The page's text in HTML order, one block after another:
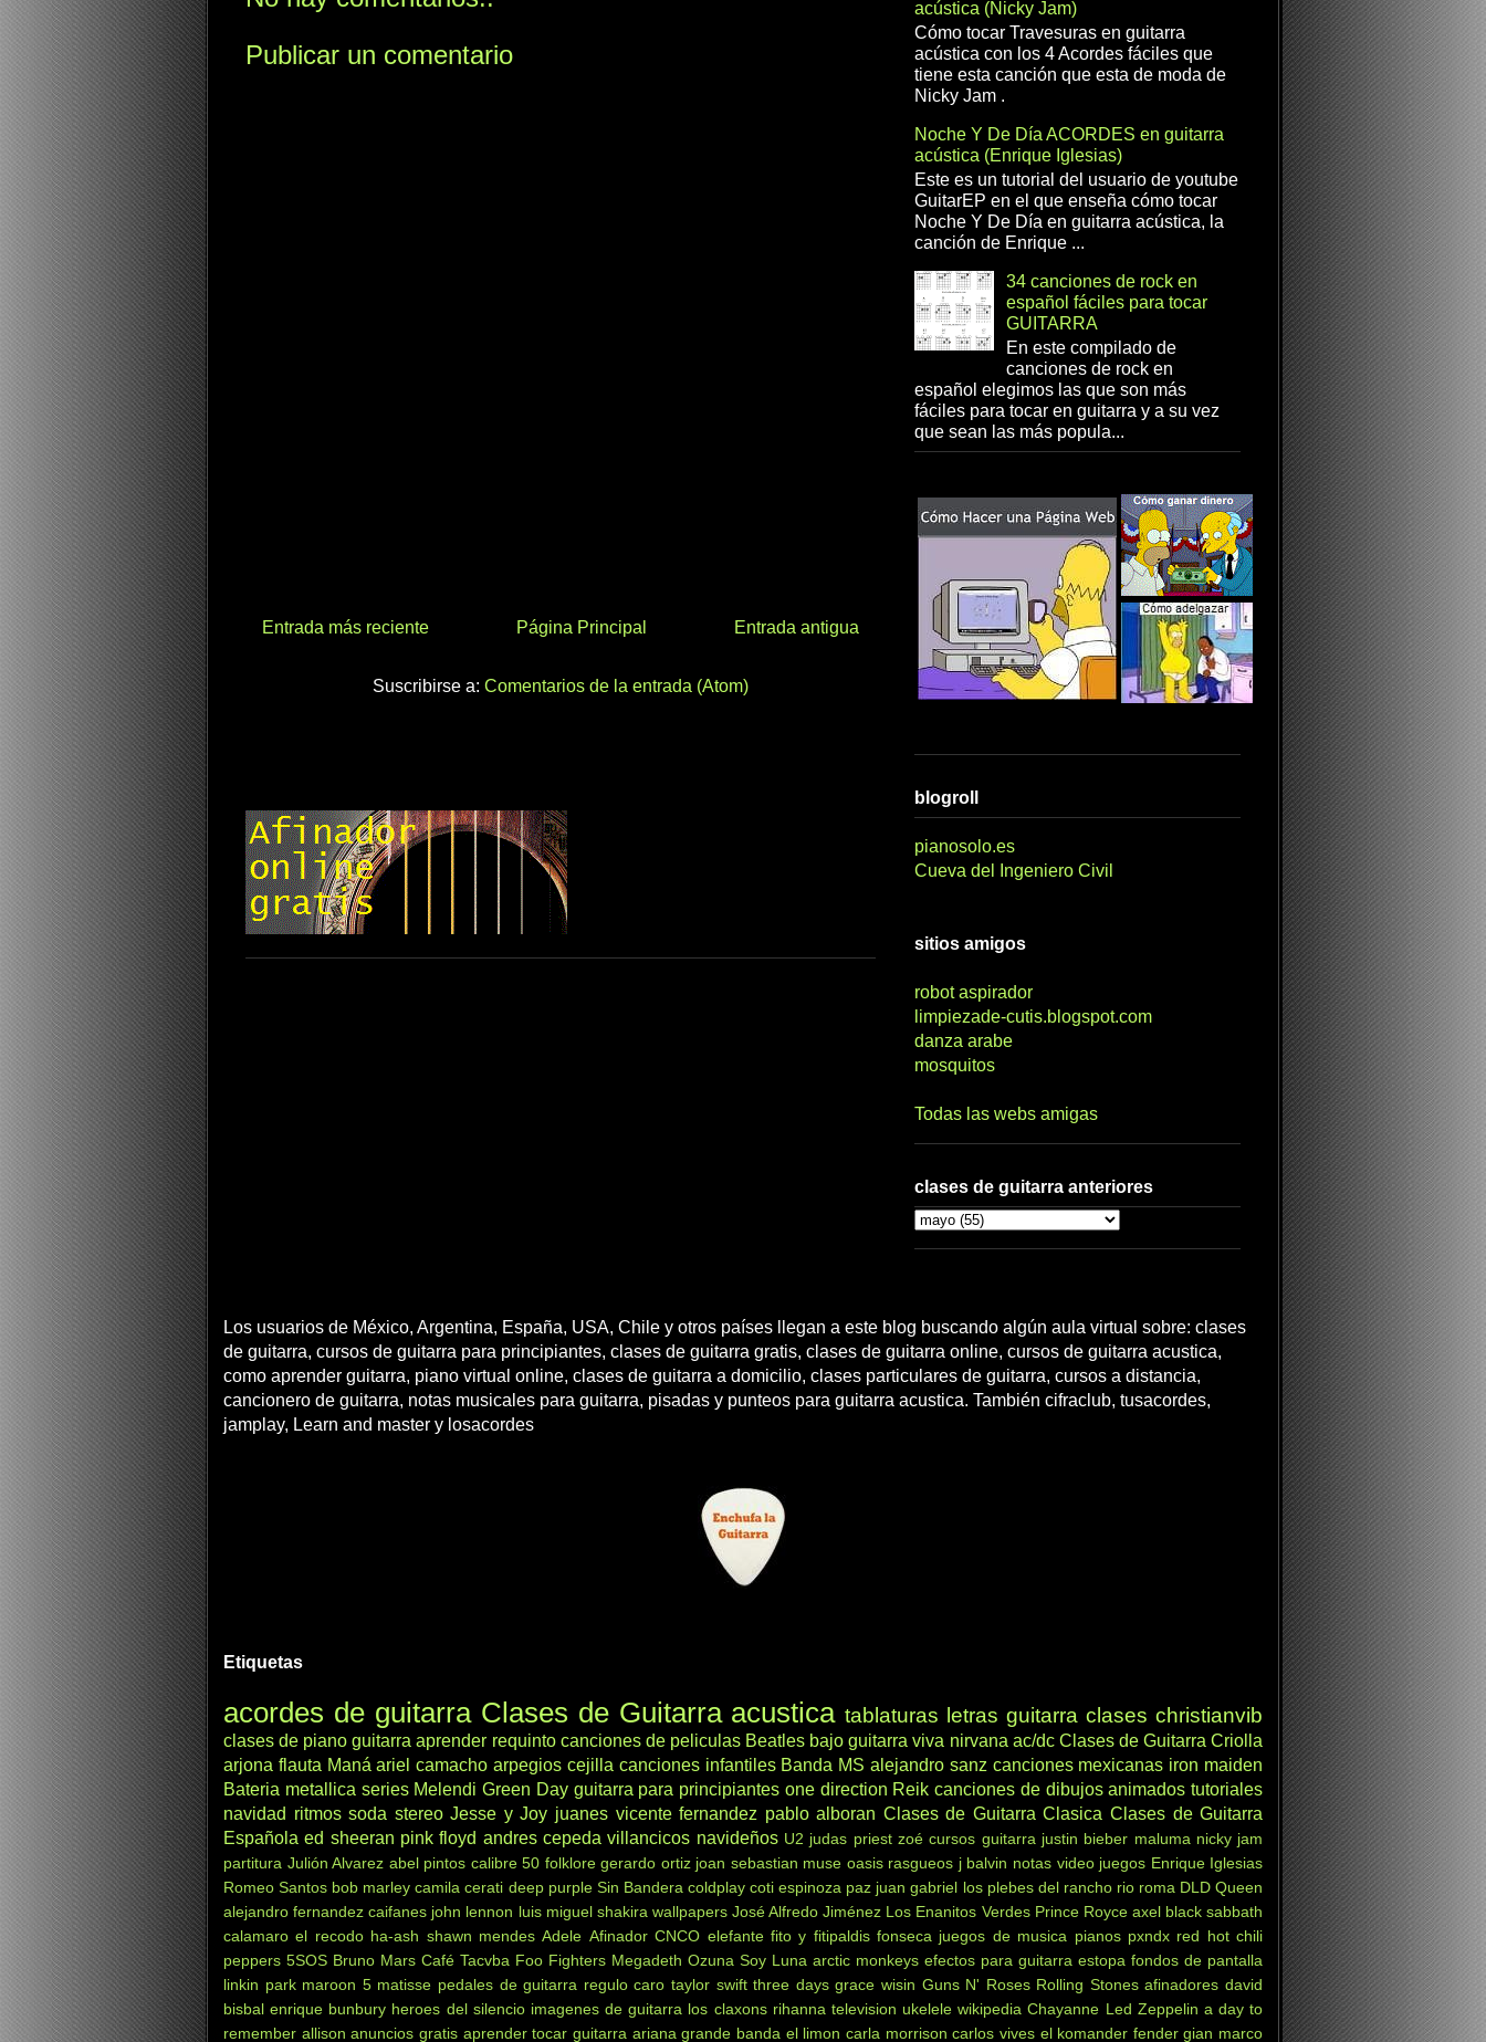
Publicar un comentario
Entrada más reciente Entrada antigua
Página Principal
Suscribirse a: Comentarios de la entrada (Atom)
acústica (Nicky Jam)
Cómo tocar Travesuras en guitarra
acústica con los 4 Acordes fáciles que
tiene esta canción que esta de moda de
Nicky Jam .
Noche Y De Día ACORDES en guitarra
acústica (Enrique Iglesias)
Este es un tutorial del usuario de youtube
GuitarEP en el que enseña cómo tocar
Noche Y De Día en guitarra acústica, la
canción de Enrique ...
34 canciones de rock en
español fáciles para tocar
GUITARRA
En este compilado de
canciones de rock en
español elegimos las que son más
fáciles para tocar en guitarra y a su vez
que sean las más popula...
blogroll
pianosolo.es
Cueva del Ingeniero Civil
sitios amigos
robot aspirador
limpiezade-cutis.blogspot.com
danza arabe
mosquitos
Todas las webs amigas
clases de guitarra anteriores
Los usuarios de México, Argentina, España, USA, Chile y otros países llegan a este blog buscando algún aula virtual sobre: clases
de guitarra, cursos de guitarra para principiantes, clases de guitarra gratis, clases de guitarra online, cursos de guitarra acustica,
como aprender guitarra, piano virtual online, clases de guitarra a domicilio, clases particulares de guitarra, cursos a distancia,
cancionero de guitarra, notas musicales para guitarra, pisadas y punteos para guitarra acustica. También cifraclub, tusacordes,
jamplay, Learn and master y losacordes
Etiquetas
acordes de guitarra Clases de Guitarra acustica tablaturas letras guitarra clases christianvib
clases de piano guitarra aprender requinto canciones de peliculas Beatles bajo guitarra viva nirvana ac/dc Clases de Guitarra Criolla
arjona flauta Maná ariel camacho arpegios cejilla canciones infantiles Banda MS alejandro sanz canciones mexicanas iron maiden
Bateria metallica series Melendi Green Day guitarra para principiantes one direction Reik canciones de dibujos animados tutoriales
navidad ritmos soda stereo Jesse y Joy juanes vicente fernandez pablo alboran Clases de Guitarra Clasica Clases de Guitarra
Española ed sheeran pink floyd andres cepeda villancicos navideños U2 judas priest zoé cursos guitarra justin bieber maluma nicky jam
partitura Julión Alvarez abel pintos calibre 50 folklore gerardo ortiz joan sebastian muse oasis rasgueos j balvin notas video juegos Enrique Iglesias
Romeo Santos bob marley camila cerati deep purple Sin Bandera coldplay coti espinoza paz juan gabriel los plebes del rancho rio roma DLD Queen
alejandro fernandez caifanes john lennon luis miguel shakira wallpapers José Alfredo Jiménez Los Enanitos Verdes Prince Royce axel black sabbath
calamaro el recodo ha-ash shawn mendes Adele Afinador CNCO elefante fito y fitipaldis fonseca juegos de musica pianos pxndx red hot chili
peppers 5SOS Bruno Mars Café Tacvba Foo Fighters Megadeth Ozuna Soy Luna arctic monkeys efectos para guitarra estopa fondos de pantalla
linkin park maroon 5 matisse pedales de guitarra regulo caro taylor swift three days grace wisin Guns N' Roses Rolling Stones afinadores david
bisbal enrique bunbury heroes del silencio imagenes de guitarra los claxons rihanna television ukelele wikipedia Chayanne Led Zeppelin a day to
remember allison anuncios gratis aprender tocar guitarra ariana grande banda el limon carla morrison carlos vives el komander fender gian marco